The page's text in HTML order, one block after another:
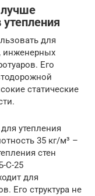
лучше
для
инженерных
Его
статические
утепления
35 кг/м³ –
стен
С-25
для
Его структура не